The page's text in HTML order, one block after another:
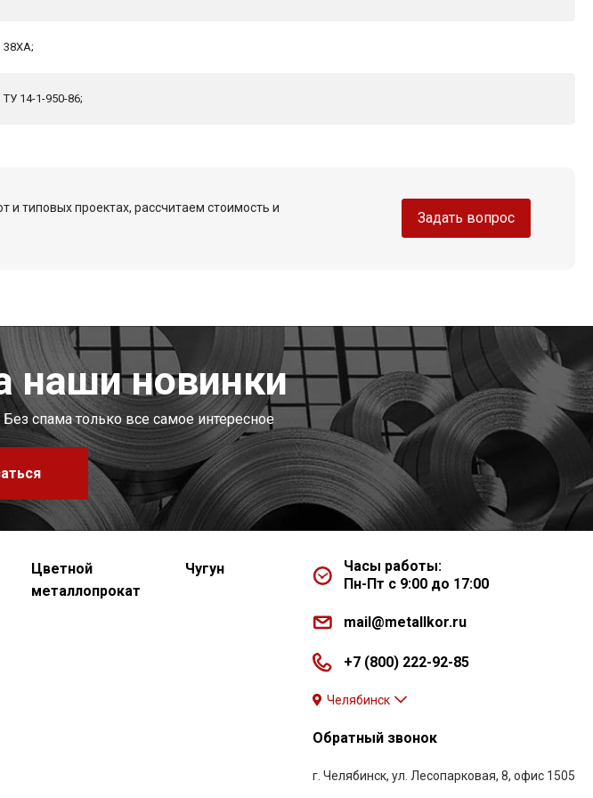
38ХА;
ТУ 14-1-950-86;
и типовых проектах, рассчитаем стоимость и
Задать вопрос
наши новинки
спама только все самое интересное
Цветной
металлопрокат
Чугун
Часы работы:
Пн-Пт с 9:00 до 17:00
mail@metallkor.ru
+7 (800) 222-92-85
Челябинск
Обратный звонок
г. Челябинск, ул. Лесопарковая, 8, офис 1505